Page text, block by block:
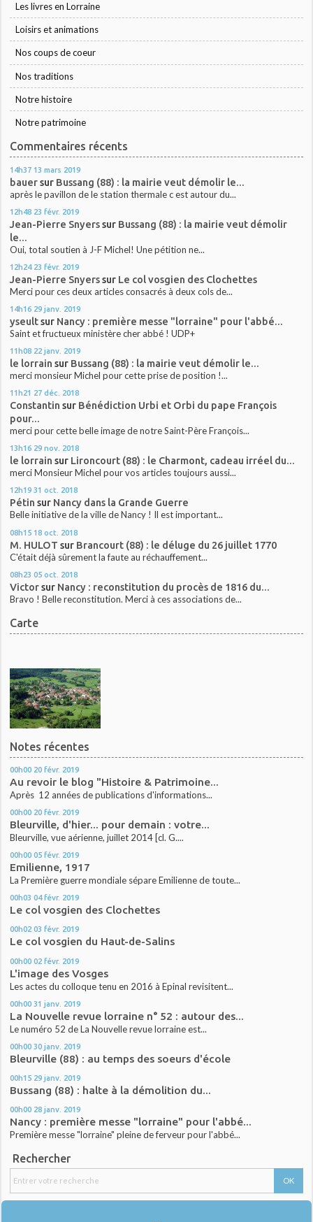
Les livres en Lorraine
Loisirs et animations
Nos coups de coeur
Nos traditions
Notre histoire
Notre patrimoine
Commentaires récents
14h37 13 mars 2019
bauersur Bussang (88) : la mairie veut démolir le...
après le pavillon de le station thermale c est autour du...
12h48 23 févr. 2019
Jean-Pierre Snyerssur Bussang (88) : la mairie veut démolir
le...
Oui, total soutien à J-F Michel! Une pétition ne...
12h24 23 févr. 2019
Jean-Pierre Snyerssur Le col vosgien des Clochettes
Merci pour ces deux articles consacrés à deux cols de...
14h16 29 janv. 2019
yseultsur Nancy : première messe "lorraine" pour l'abbé...
Saint et fructueux ministère cher abbé ! UDP+
11h08 22 janv. 2019
le lorrain sur Bussang (88) : la mairie veut démolir le...
merci monsieur Michel pour cette prise de position !...
11h21 27 déc. 2018
Constantin sur Bénédiction Urbi et Orbi du pape François
pour...
merci pour cette belle image de notre Saint-Père François...
13h16 29 nov. 2018
le lorrain sur Lironcourt (88) : le Charmont, cadeau irréel du...
merci Monsieur Michel pour vos articles toujours aussi...
12h19 31 oct. 2018
Pétin sur Nancy dans la Grande Guerre
Belle initiative de la ville de Nancy ! Il est important...
08h15 18 oct. 2018
M. HULOT sur Brancourt (88) : le déluge du 26 juillet 1770
C'était déjà sûrement la faute au réchauffement...
08h23 05 oct. 2018
Victorsur Nancy : reconstitution du procès de 1816 du...
Bravo ! Belle reconstitution. Merci à ces associations de...
Carte
Notes récentes
00h00 20 févr. 2019
Au revoir le blog "Histoire & Patrimoine...
Après 12 années de publications d'informations...
00h00 20 févr. 2019
Bleurville, d'hier... pour demain : votre...
Bleurville, vue aérienne, juillet 2014 [cl. G....
00h00 05 févr. 2019
Emilienne, 1917
La Première guerre mondiale sépare Emilienne de toute...
00h03 04 févr. 2019
Le col vosgien des Clochettes
00h02 03 févr. 2019
Le col vosgien du Haut-de-Salins
00h00 02 févr. 2019
L'image des Vosges
Les actes du colloque tenu en 2016 à Epinal revisitent...
00h00 31 janv. 2019
La Nouvelle revue lorraine n° 52 : autour des...
Le numéro 52 de La Nouvelle revue lorraine est...
00h00 30 janv. 2019
Bleurville (88) : au temps des soeurs d'école
00h15 29 janv. 2019
Bussang (88) : halte à la démolition du...
00h00 28 janv. 2019
Nancy : première messe "lorraine" pour l'abbé...
Première messe "lorraine" pleine de ferveur pour l'abbé...
Rechercher